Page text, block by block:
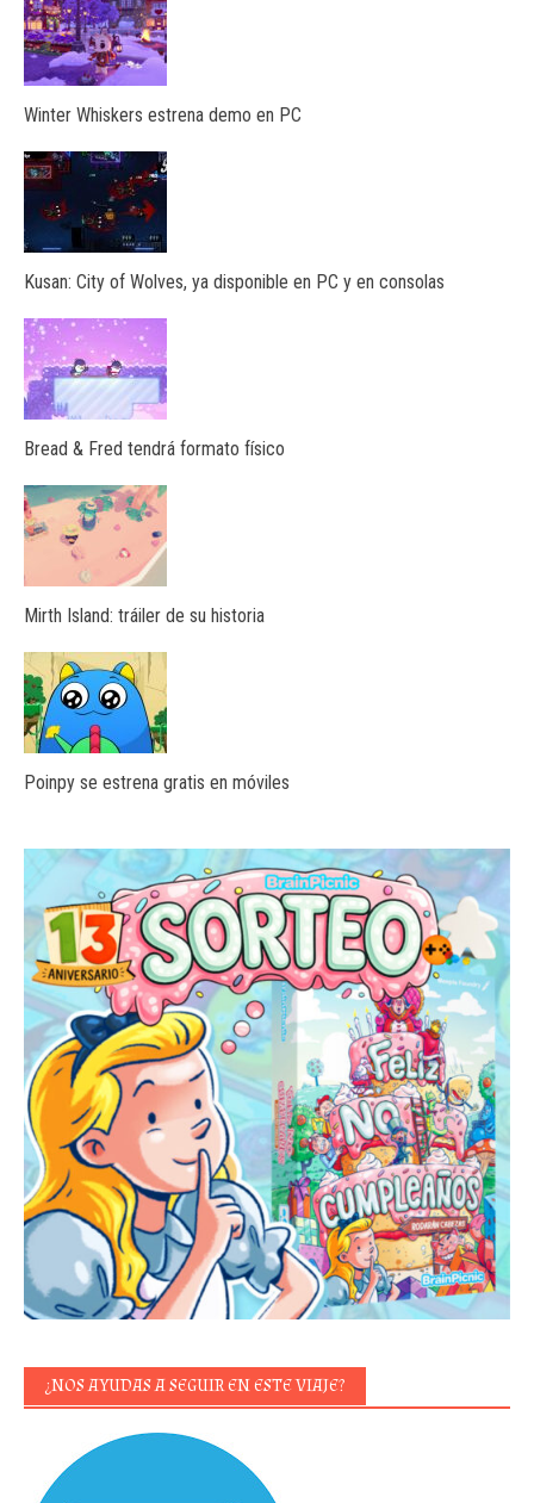
Winter Whiskers estrena demo en PC
Kusan: City of Wolves, ya disponible en PC y en consolas
Bread & Fred tendrá formato físico
Mirth Island: tráiler de su historia
Poinpy se estrena gratis en móviles
¿NOS AYUDAS A SEGUIR EN ESTE VIAJE?